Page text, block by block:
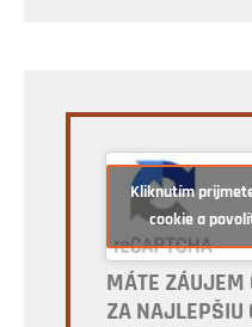
Kliknutím
cookie a
MÁTE ZÁUJEM
ZA NAJLEPŠIU